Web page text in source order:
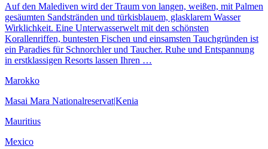
Auf den Malediven wird der Traum von langen, weißen, mit Palmen
gesäumten Sandstränden und türkisblauem, glasklarem Wasser
Wirklichkeit. Eine Unterwasserwelt mit den schönsten
Korallenriffen, buntesten Fischen und einsamsten Tauchgründen ist
ein Paradies für Schnorchler und Taucher. Ruhe und Entspannung
in erstklassigen Resorts lassen Ihren …
Marokko
Masai Mara Nationalreservat|Kenia
Mauritius
Mexico